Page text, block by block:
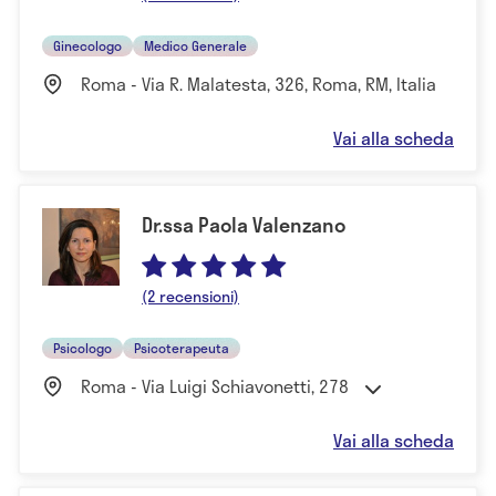
Ginecologo Medico Generale
Roma - Via R. Malatesta, 326, Roma, RM, Italia
Vai alla scheda
Dr.ssa Paola Valenzano
(2 recensioni)
Psicologo Psicoterapeuta
Roma - Via Luigi Schiavonetti, 278
Vai alla scheda